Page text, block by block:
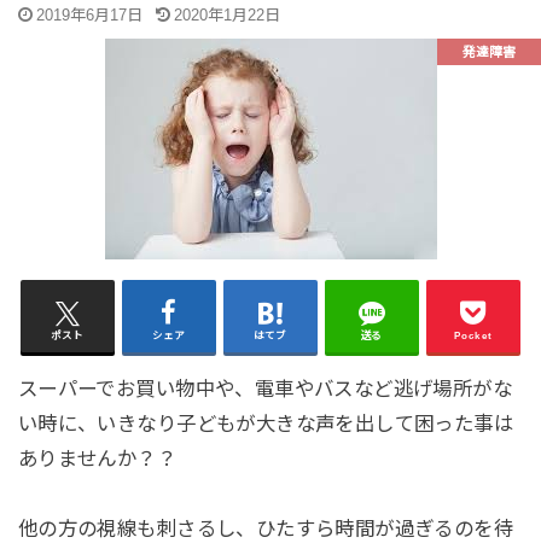
2019年6月17日 2020年1月22日
発達障害
ポスト シェア はてブ 送る Pocket
スーパーでお買い物中や、電車やバスなど逃げ場所がな
い時に、いきなり子どもが大きな声を出して困った事は
ありませんか？？
他の方の視線も刺さるし、ひたすら時間が過ぎるのを待